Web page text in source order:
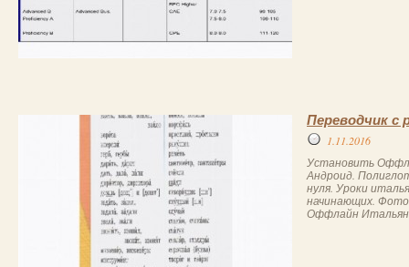
Переводчик с
1.11.2016
Установить
Андроид.
нуля. Уроки
начинающих.
Оффлайн